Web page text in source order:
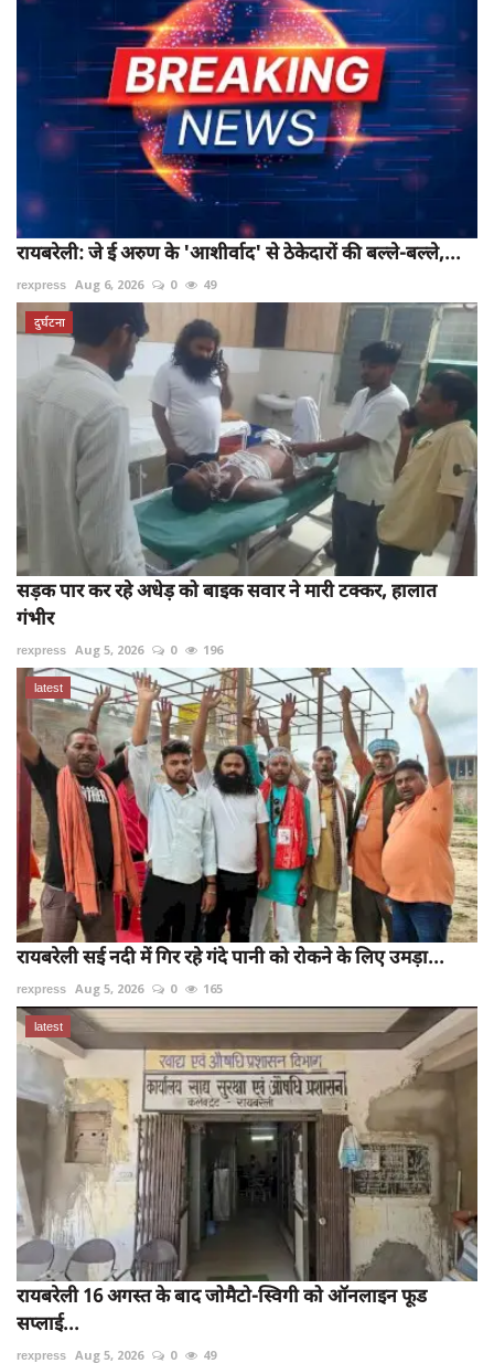
रायबरेली: जे ई अरुण के 'आशीर्वाद' से ठेकेदारों की बल्ले-बल्ले,...
rexpress Aug 6, 2026 0 49
दुर्घटना
सड़क पार कर रहे अधेड़ को बाइक सवार ने मारी टक्कर, हालात
गंभीर
rexpress Aug 5, 2026 0 196
latest
रायबरेली सई नदी में गिर रहे गंदे पानी को रोकने के लिए उमड़ा...
rexpress Aug 5, 2026 0 165
latest
रायबरेली 16 अगस्त के बाद जोमैटो-स्विगी को ऑनलाइन फूड
सप्लाई...
rexpress Aug 5, 2026 0 49